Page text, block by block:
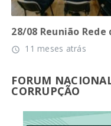
28/08 Reunião
access_time 11 meses atrás
FORUM
CORRUPÇÃO